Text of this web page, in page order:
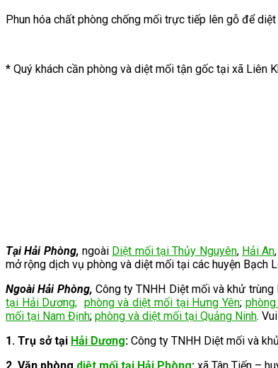
Phun hóa chất phòng chống mối trực tiếp lên gỗ để
* Quý khách cần phòng và diệt mối tận gốc tại xã Liên
Tại Hải Phòng, ngoài Diệt mối tại Thủy Nguyên, Hải An,
mở rộng dịch vụ phòng và diệt mối tại các huyện Bạch
Ngoài Hải Phòng, Công ty TNHH Diệt mối và khử
tại Hải Dương; phòng và diệt mối tại Hưng Yên;
mối tại Nam Định; phòng và diệt mối tại Quảng Ninh.
1. Trụ sở tại Hải Dương: Công ty TNHH Diệt mối và